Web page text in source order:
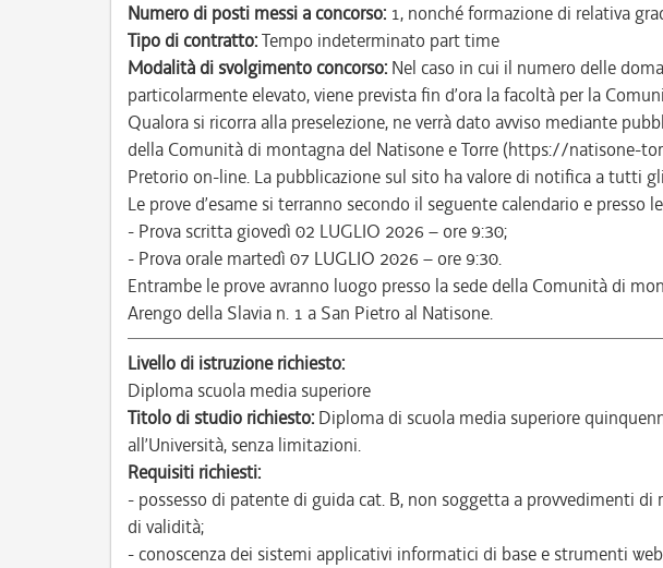
Numero di posti messi a concorso: 1, nonché formazione di relativa
Tipo di contratto:Tempo indeterminato part time
Modalità di svolgimento concorso: Nel caso in cui il numero delle
particolarmente elevato, viene prevista fin d’ora la facoltà per la
Qualora si ricorra alla preselezione, ne verrà dato avviso mediante
della Comunità di montagna del Natisone e Torre (https://natisone-
Pretorio on-line. La pubblicazione sul sito ha valore di notifica a tutti
Le prove d’esame si terranno secondo il seguente calendario e presso
- Prova scritta giovedì 02 LUGLIO 2026 – ore 9:30;
- Prova orale martedì 07 LUGLIO 2026 – ore 9:30.
Entrambe le prove avranno luogo presso la sede della Comunità di
Arengo della Slavia n. 1 a San Pietro al Natisone.
Livello di istruzione richiesto:
Diploma scuola media superiore
Titolo di studio richiesto: Diploma di scuola media superiore
all’Università, senza limitazioni.
Requisiti richiesti:
- possesso di patente di guida cat. B, non soggetta a provvedimenti di
di validità;
- conoscenza dei sistemi applicativi informatici di base e strumenti